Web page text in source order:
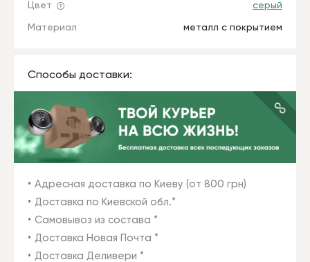
Цвет серый
Материал металл с покрытием
Способы доставки:
Адресная доставка по Киеву (от 800 грн)
Доставка по Киевской обл.*
Самовывоз из состава *
Доставка Новая Почта *
Доставка Деливери *